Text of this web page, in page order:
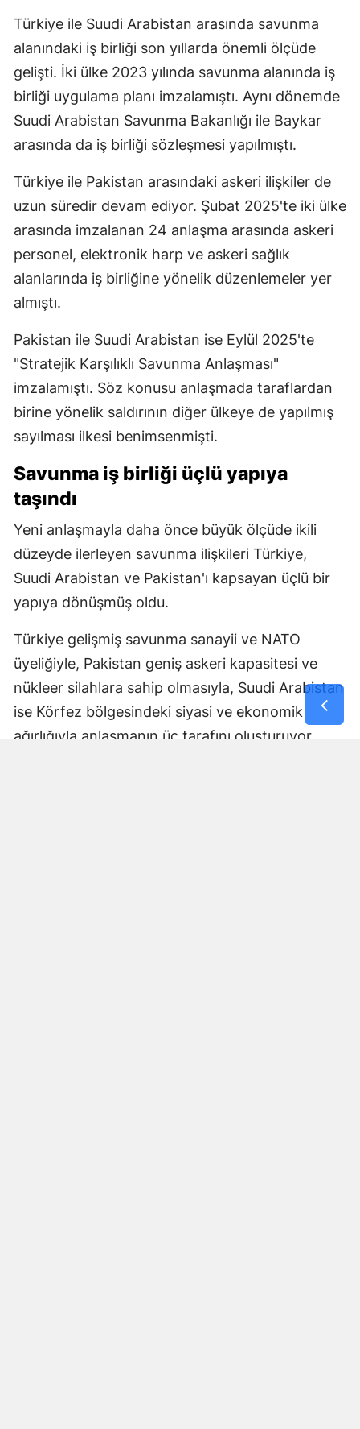
Türkiye ile Suudi Arabistan arasında savunma
alanındaki iş birliği son yıllarda önemli ölçüde
gelişti. İki ülke 2023 yılında savunma alanında iş
birliği uygulama planı imzalamıştı. Aynı dönemde
Suudi Arabistan Savunma Bakanlığı ile Baykar
arasında da iş birliği sözleşmesi yapılmıştı.
Türkiye ile Pakistan arasındaki askeri ilişkiler de
uzun süredir devam ediyor. Şubat 2025'te iki ülke
arasında imzalanan 24 anlaşma arasında askeri
personel, elektronik harp ve askeri sağlık
alanlarında iş birliğine yönelik düzenlemeler yer
almıştı.
Pakistan ile Suudi Arabistan ise Eylül 2025'te
"Stratejik Karşılıklı Savunma Anlaşması"
imzalamıştı. Söz konusu anlaşmada taraflardan
birine yönelik saldırının diğer ülkeye de yapılmış
sayılması ilkesi benimsenmişti.
Savunma iş birliği üçlü yapıya
taşındı
Yeni anlaşmayla daha önce büyük ölçüde ikili
düzeyde ilerleyen savunma ilişkileri Türkiye,
Suudi Arabistan ve Pakistan'ı kapsayan üçlü bir
yapıya dönüşmüş oldu.
Türkiye gelişmiş savunma sanayii ve NATO
üyeliğiyle, Pakistan geniş askeri kapasitesi ve
nükleer silahlara sahip olmasıyla, Suudi Arabistan
ise Körfez bölgesindeki siyasi ve ekonomik
ağırlığıyla anlaşmanın üç tarafını oluşturuyor.